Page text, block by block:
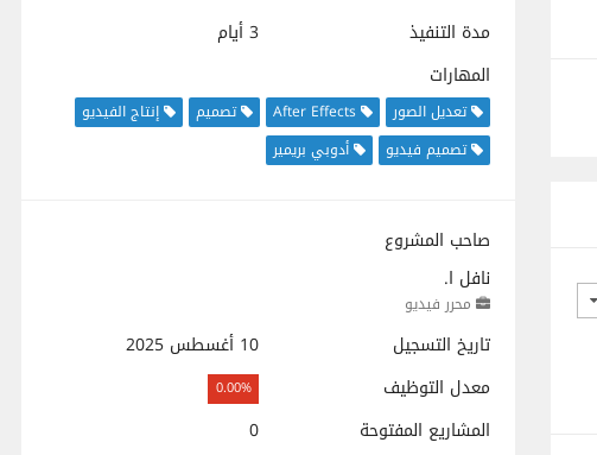
مدة التنفيذ
3 أيام
المهارات
تعديل الصور After Effects تصميم
إنتاج الفيديو
تصميم فيديو
أدوبي بريمير
صاحب المشروع
نافل ا.
محرر فيديو
تاريخ التسجيل
10 أغسطس 2025
معدل التوظيف
0.00%
المشاريع المفتوحة
0